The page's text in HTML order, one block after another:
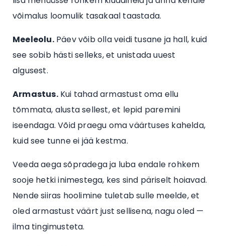
võimalus loomulik tasakaal taastada.
Meeleolu.Päev võib olla veidi tusane ja hall, kuid
see sobib hästi selleks, et unistada uuest
algusest.
Armastus.Kui tahad armastust oma ellu
tõmmata, alusta sellest, et lepid paremini
iseendaga. Võid praegu oma väärtuses kahelda,
kuid see tunne ei jää kestma.
Veeda aega sõpradega ja luba endale rohkem
sooje hetki inimestega, kes sind päriselt hoiavad.
Nende siiras hoolimine tuletab sulle meelde, et
oled armastust väärt just sellisena, nagu oled —
ilma tingimusteta.